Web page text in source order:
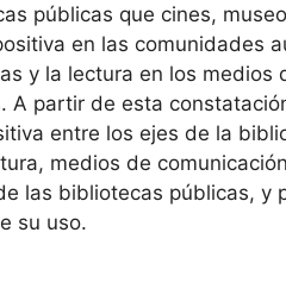
públicas que cines,
en las comunidades
y la lectura en los medios
A partir de esta
entre los ejes de la
medios de
las bibliotecas públicas, y
su uso.